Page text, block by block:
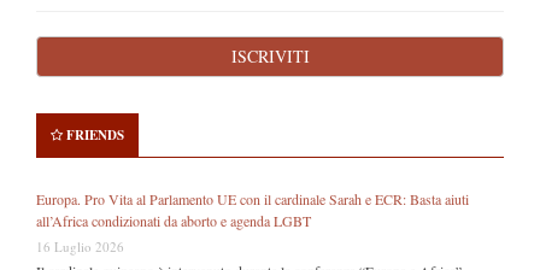
FRIENDS
Europa. Pro Vita al Parlamento UE con il cardinale Sarah e ECR: Basta aiuti
all’Africa condizionati da aborto e agenda LGBT
16 Luglio 2026